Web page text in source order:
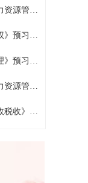
2023年初级经济师考试《人力资源管理》预习试卷（一）
2023年初级经济师《知识产权》预习试卷（二）
2023年初级经济师《工商管理》预习试卷（一）
2023年初级经济师考试《人力资源管理》预习试卷（三）
2023年初级经济师考试《财政税收》预习试卷(一）